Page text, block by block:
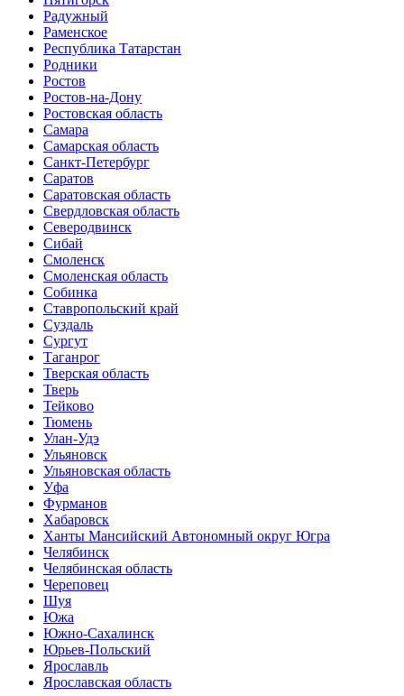
Радужный
Раменское
Республика Татарстан
Родники
Ростов
Ростов-на-Дону
Ростовская область
Самара
Самарская область
Санкт-Петербург
Саратов
Саратовская область
Свердловская область
Северодвинск
Сибай
Смоленск
Смоленская область
Собинка
Ставропольский край
Суздаль
Сургут
Таганрог
Тверская область
Тверь
Тейково
Тюмень
Улан-Удэ
Ульяновск
Ульяновская область
Уфа
Фурманов
Хабаровск
Ханты Мансийский Автономный округ Югра
Челябинск
Челябинская область
Череповец
Шуя
Южа
Южно-Сахалинск
Юрьев-Польский
Ярославль
Ярославская область